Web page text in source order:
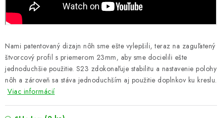
Nami patentovaný dizajn nôh sme ešte vylepšili, teraz na zaguľatený
štvorcový profil s priemerom 23mm, aby sme docielili ešte
jednoduchšie použitie. S23 zdokonaľuje stabilitu a nastavenie polohy
nôh a zároveň sa stáva jednoduchším aj použitie doplnkov ku kreslu.
Viac informácií